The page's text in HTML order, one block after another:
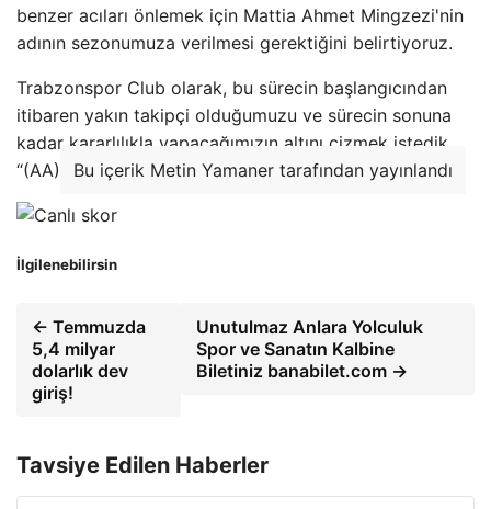
benzer acıları önlemek için Mattia Ahmet Mingzezi'nin
adının sezonumuza verilmesi gerektiğini belirtiyoruz.
Trabzonspor Club olarak, bu sürecin başlangıcından
itibaren yakın takipçi olduğumuzu ve sürecin sonuna
kadar kararlılıkla yapacağımızın altını çizmek istedik.
“(AA)
Bu içerik Metin Yamaner tarafından yayınlandı
İlgilenebilirsin
← Temmuzda
5,4 milyar
dolarlık dev
giriş!
Unutulmaz Anlara Yolculuk
Spor ve Sanatın Kalbine
Biletiniz banabilet.com →
Tavsiye Edilen Haberler